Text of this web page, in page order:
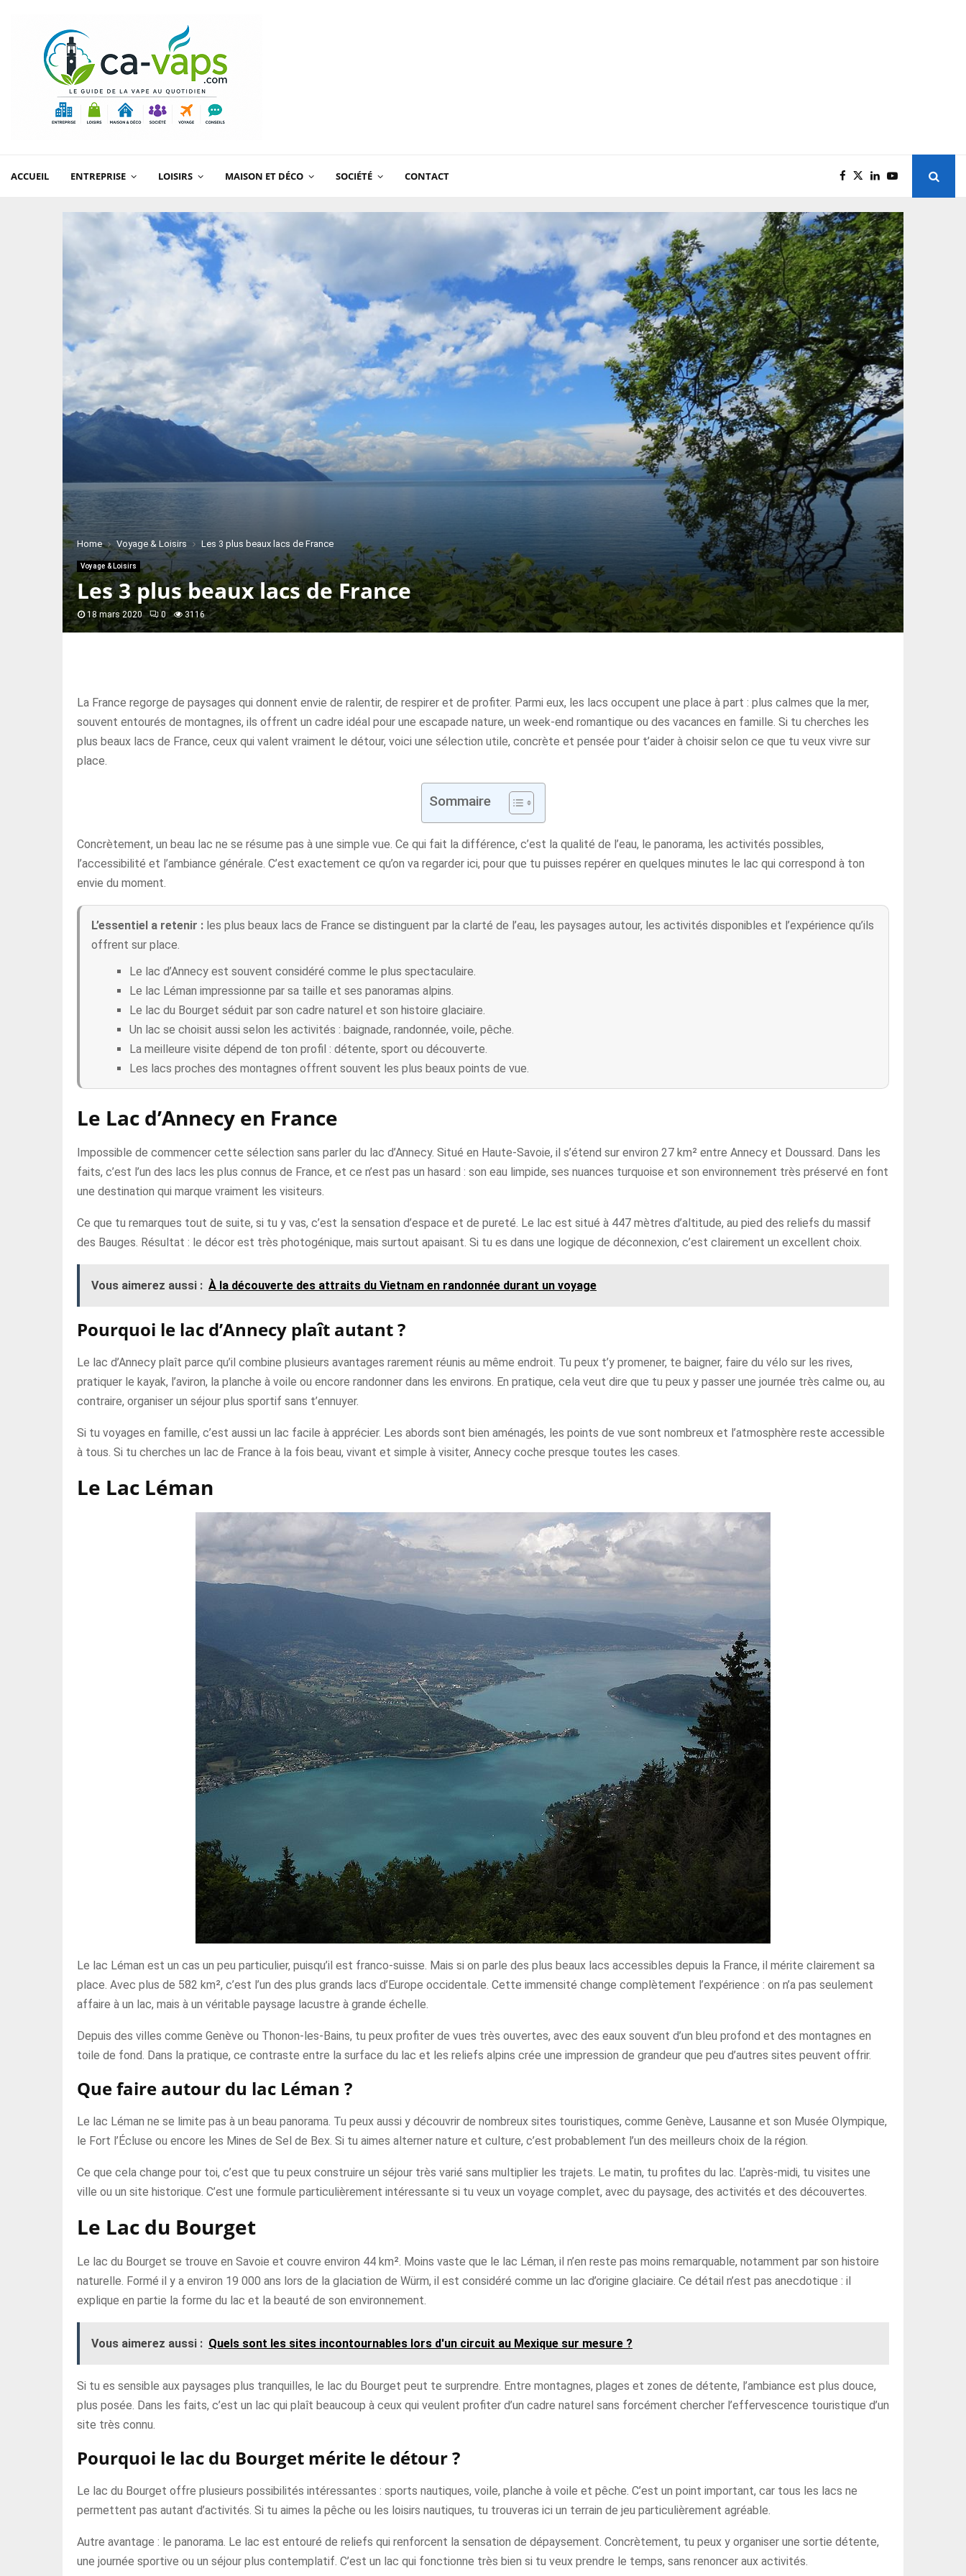
ACCUEIL ENTREPRISE LOISIRS MAISON ET DÉCO SOCIÉTÉ CONTACT
Home Voyage & Loisirs Les 3 plus beaux lacs de France
Voyage & Loisirs
Les 3 plus beaux lacs de France
18 mars 2020 0 3116
La France regorge de paysages qui donnent envie de ralentir, de respirer et de profiter. Parmi eux, les lacs occupent une place à part : plus calmes que la mer,
souvent entourés de montagnes, ils offrent un cadre idéal pour une escapade nature, un week-end romantique ou des vacances en famille. Si tu cherches les
plus beaux lacs de France, ceux qui valent vraiment le détour, voici une sélection utile, concrète et pensée pour t’aider à choisir selon ce que tu veux vivre sur
place.
Sommaire
Concrètement, un beau lac ne se résume pas à une simple vue. Ce qui fait la différence, c’est la qualité de l’eau, le panorama, les activités possibles,
l’accessibilité et l’ambiance générale. C’est exactement ce qu’on va regarder ici, pour que tu puisses repérer en quelques minutes le lac qui correspond à ton
envie du moment.
L’essentiel a retenir : les plus beaux lacs de France se distinguent par la clarté de l’eau, les paysages autour, les activités disponibles et l’expérience qu’ils
offrent sur place.
Le lac d’Annecy est souvent considéré comme le plus spectaculaire.
Le lac Léman impressionne par sa taille et ses panoramas alpins.
Le lac du Bourget séduit par son cadre naturel et son histoire glaciaire.
Un lac se choisit aussi selon les activités : baignade, randonnée, voile, pêche.
La meilleure visite dépend de ton profil : détente, sport ou découverte.
Les lacs proches des montagnes offrent souvent les plus beaux points de vue.
Le Lac d’Annecy en France
Impossible de commencer cette sélection sans parler du lac d’Annecy. Situé en Haute-Savoie, il s’étend sur environ 27 km² entre Annecy et Doussard. Dans les
faits, c’est l’un des lacs les plus connus de France, et ce n’est pas un hasard : son eau limpide, ses nuances turquoise et son environnement très préservé en font
une destination qui marque vraiment les visiteurs.
Ce que tu remarques tout de suite, si tu y vas, c’est la sensation d’espace et de pureté. Le lac est situé à 447 mètres d’altitude, au pied des reliefs du massif
des Bauges. Résultat : le décor est très photogénique, mais surtout apaisant. Si tu es dans une logique de déconnexion, c’est clairement un excellent choix.
Vous aimerez aussi : À la découverte des attraits du Vietnam en randonnée durant un voyage
Pourquoi le lac d’Annecy plaît autant ?
Le lac d’Annecy plaît parce qu’il combine plusieurs avantages rarement réunis au même endroit. Tu peux t’y promener, te baigner, faire du vélo sur les rives,
pratiquer le kayak, l’aviron, la planche à voile ou encore randonner dans les environs. En pratique, cela veut dire que tu peux y passer une journée très calme ou, au
contraire, organiser un séjour plus sportif sans t’ennuyer.
Si tu voyages en famille, c’est aussi un lac facile à apprécier. Les abords sont bien aménagés, les points de vue sont nombreux et l’atmosphère reste accessible
à tous. Si tu cherches un lac de France à la fois beau, vivant et simple à visiter, Annecy coche presque toutes les cases.
Le Lac Léman
Le lac Léman est un cas un peu particulier, puisqu’il est franco-suisse. Mais si on parle des plus beaux lacs accessibles depuis la France, il mérite clairement sa
place. Avec plus de 582 km², c’est l’un des plus grands lacs d’Europe occidentale. Cette immensité change complètement l’expérience : on n’a pas seulement
affaire à un lac, mais à un véritable paysage lacustre à grande échelle.
Depuis des villes comme Genève ou Thonon-les-Bains, tu peux profiter de vues très ouvertes, avec des eaux souvent d’un bleu profond et des montagnes en
toile de fond. Dans la pratique, ce contraste entre la surface du lac et les reliefs alpins crée une impression de grandeur que peu d’autres sites peuvent offrir.
Que faire autour du lac Léman ?
Le lac Léman ne se limite pas à un beau panorama. Tu peux aussi y découvrir de nombreux sites touristiques, comme Genève, Lausanne et son Musée Olympique,
le Fort l’Écluse ou encore les Mines de Sel de Bex. Si tu aimes alterner nature et culture, c’est probablement l’un des meilleurs choix de la région.
Ce que cela change pour toi, c’est que tu peux construire un séjour très varié sans multiplier les trajets. Le matin, tu profites du lac. L’après-midi, tu visites une
ville ou un site historique. C’est une formule particulièrement intéressante si tu veux un voyage complet, avec du paysage, des activités et des découvertes.
Le Lac du Bourget
Le lac du Bourget se trouve en Savoie et couvre environ 44 km². Moins vaste que le lac Léman, il n’en reste pas moins remarquable, notamment par son histoire
naturelle. Formé il y a environ 19 000 ans lors de la glaciation de Würm, il est considéré comme un lac d’origine glaciaire. Ce détail n’est pas anecdotique : il
explique en partie la forme du lac et la beauté de son environnement.
Vous aimerez aussi : Quels sont les sites incontournables lors d'un circuit au Mexique sur mesure ?
Si tu es sensible aux paysages plus tranquilles, le lac du Bourget peut te surprendre. Entre montagnes, plages et zones de détente, l’ambiance est plus douce,
plus posée. Dans les faits, c’est un lac qui plaît beaucoup à ceux qui veulent profiter d’un cadre naturel sans forcément chercher l’effervescence touristique d’un
site très connu.
Pourquoi le lac du Bourget mérite le détour ?
Le lac du Bourget offre plusieurs possibilités intéressantes : sports nautiques, voile, planche à voile et pêche. C’est un point important, car tous les lacs ne
permettent pas autant d’activités. Si tu aimes la pêche ou les loisirs nautiques, tu trouveras ici un terrain de jeu particulièrement agréable.
Autre avantage : le panorama. Le lac est entouré de reliefs qui renforcent la sensation de dépaysement. Concrètement, tu peux y organiser une sortie détente,
une journée sportive ou un séjour plus contemplatif. C’est un lac qui fonctionne très bien si tu veux prendre le temps, sans renoncer aux activités.